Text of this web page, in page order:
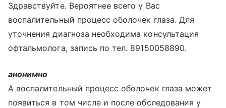
Здравствуйте. Вероятнее всего у Вас
воспалительный процесс оболочек глаза. Для
уточнения диагноза необходима консультация
офтальмолога, запись по тел. 89150058890.
анонимно
А воспалительный процесс оболочек глаза может
появиться в том числе и после обследования у